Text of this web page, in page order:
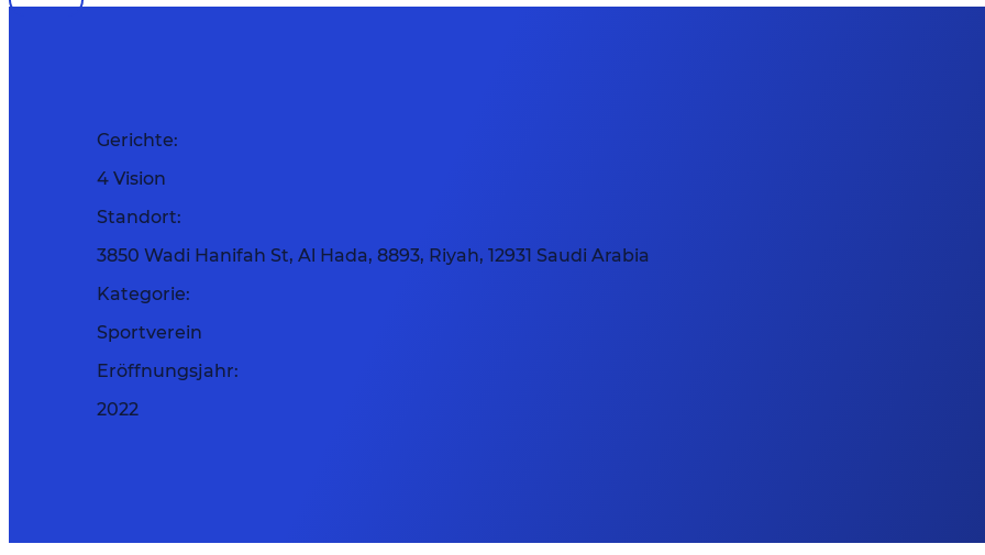
Gerichte:
4 Vision
Standort:
3850 Wadi Hanifah St, Al Hada, 8893, Riyah, 12931 Saudi Arabia
Kategorie:
Sportverein
Eröffnungsjahr:
2022